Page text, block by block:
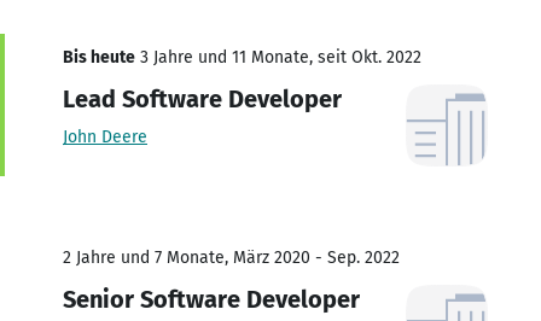
Bis heute 3 Jahre und 11 Monate, seit Okt. 2022
Lead Software Developer
John Deere
2 Jahre und 7 Monate, März 2020 - Sep. 2022
Senior Software Developer